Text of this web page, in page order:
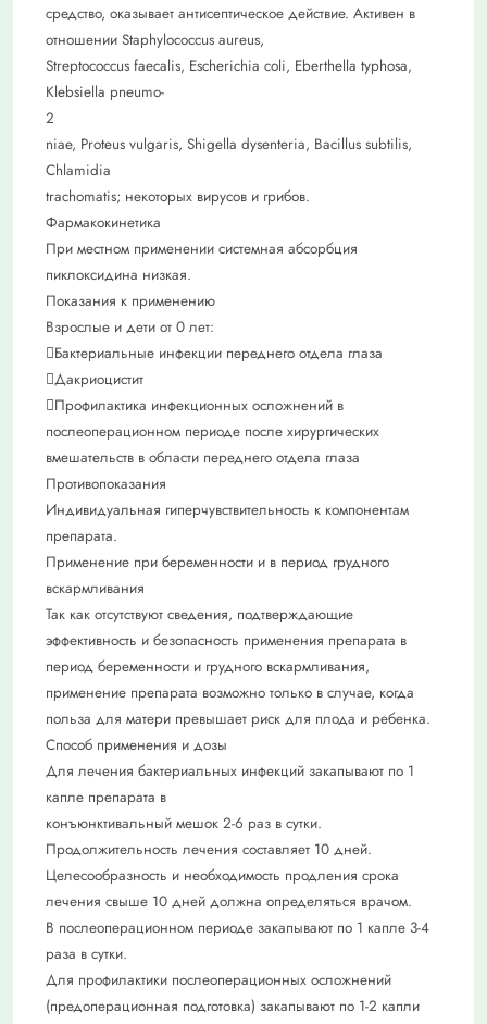
средство, оказывает антисептическое действие. Активен в
отношении Staphylococcus aureus,
Streptococcus faecalis, Escherichia coli, Eberthella typhosa,
Klebsiella pneumo-
2
niae, Proteus vulgaris, Shigella dysenteria, Bacillus subtilis,
Chlamidia
trachomatis; некоторых вирусов и грибов.
Фармакокинетика
При местном применении системная абсорбция
пиклоксидина низкая.
Показания к применению
Взрослые и дети от 0 лет:
Бактериальные инфекции переднего отдела глаза
Дакриоцистит
Профилактика инфекционных осложнений в
послеоперационном периоде после хирургических
вмешательств в области переднего отдела глаза
Противопоказания
Индивидуальная гиперчувствительность к компонентам
препарата.
Применение при беременности и в период грудного
вскармливания
Так как отсутствуют сведения, подтверждающие
эффективность и безопасность применения препарата в
период беременности и грудного вскармливания,
применение препарата возможно только в случае, когда
польза для матери превышает риск для плода и ребенка.
Способ применения и дозы
Для лечения бактериальных инфекций закапывают по 1
капле препарата в
конъюнктивальный мешок 2-6 раз в сутки.
Продолжительность лечения составляет 10 дней.
Целесообразность и необходимость продления срока
лечения свыше 10 дней должна определяться врачом.
В послеоперационном периоде закапывают по 1 капле 3-4
раза в сутки.
Для профилактики послеоперационных осложнений
(предоперационная подготовка) закапывают по 1-2 капли